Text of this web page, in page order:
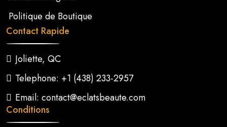
Politique de Boutique
Contact Rapide
Joliette, QC
Telephone: +1 (438) 233-2957
Email: contact@eclatsbeaute.com
Conditions